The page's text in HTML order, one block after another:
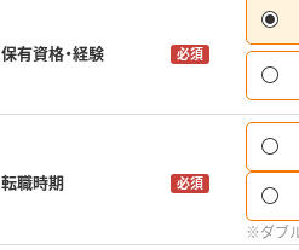
保有資格・経験 必須
転職時期 必須
※ダブ